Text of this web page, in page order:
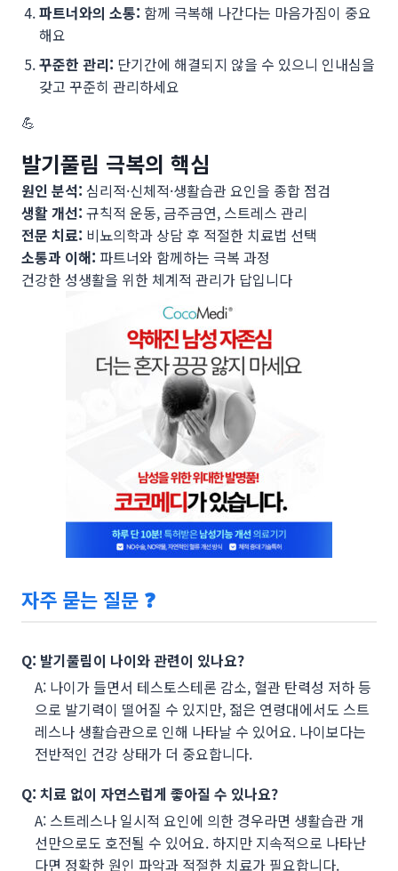
파트너와의 소통: 함께 극복해 나간다는 마음가짐이 중요
해요
꾸준한 관리: 단기간에 해결되지 않을 수 있으니 인내심을
갖고 꾸준히 관리하세요
💪
발기풀림 극복의 핵심
원인 분석: 심리적·신체적·생활습관 요인을 종합 점검
생활 개선: 규칙적 운동, 금주금연, 스트레스 관리
전문 치료: 비뇨의학과 상담 후 적절한 치료법 선택
소통과 이해: 파트너와 함께하는 극복 과정
건강한 성생활을 위한 체계적 관리가 답입니다
자주 묻는 질문 ❓
Q: 발기풀림이 나이와 관련이 있나요?
A: 나이가 들면서 테스토스테론 감소, 혈관 탄력성 저하 등
으로 발기력이 떨어질 수 있지만, 젊은 연령대에서도 스트
레스나 생활습관으로 인해 나타날 수 있어요. 나이보다는
전반적인 건강 상태가 더 중요합니다.
Q: 치료 없이 자연스럽게 좋아질 수 있나요?
A: 스트레스나 일시적 요인에 의한 경우라면 생활습관 개
선만으로도 호전될 수 있어요. 하지만 지속적으로 나타난
다면 정확한 원인 파악과 적절한 치료가 필요합니다.